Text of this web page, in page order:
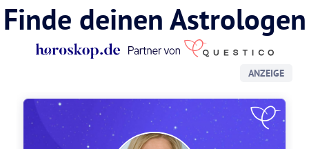
Finde deinen Astrologen
ANZEIGE